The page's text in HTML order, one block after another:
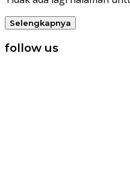
Selengkapnya
follow us